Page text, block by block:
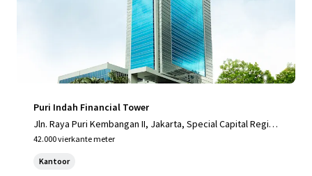
Puri Indah Financial Tower
Jln. Raya Puri Kembangan II, Jakarta, Special Capital Regio
n of Jakarta, 11610, ID
42.000 vierkante meter
Kantoor